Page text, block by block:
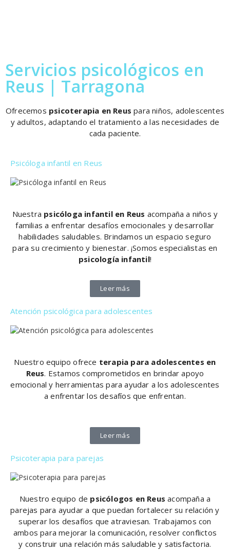
Servicios psicológicos en
Reus | Tarragona
Ofrecemos psicoterapia en Reus para niños, adolescentes
y adultos, adaptando el tratamiento a las necesidades de
cada paciente.
Psicóloga infantil en Reus
Nuestra psicóloga infantil en Reus acompaña a niños y
familias a enfrentar desafíos emocionales y desarrollar
habilidades saludables. Brindamos un espacio seguro
para su crecimiento y bienestar. ¡Somos especialistas en
psicología infantil!
Leer más
Atención psicológica para adolescentes
Nuestro equipo ofrece terapia para adolescentes en
Reus. Estamos comprometidos en brindar apoyo
emocional y herramientas para ayudar a los adolescentes
a enfrentar los desafíos que enfrentan.
Leer más
Psicoterapia para parejas
Nuestro equipo de psicólogos en Reus acompaña a
parejas para ayudar a que puedan fortalecer su relación y
superar los desafíos que atraviesan. Trabajamos con
ambos para mejorar la comunicación, resolver conflictos
y construir una relación más saludable y satisfactoria.